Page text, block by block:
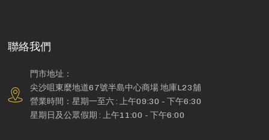
聯絡我們
門市地址：
尖沙咀東麼地道67號半島中心商場 地庫L23舖
營業時間：星期一至六 : 上午09:30 - 下午6:30
星期日及公眾假期 : 上午11:00 - 下午6:00